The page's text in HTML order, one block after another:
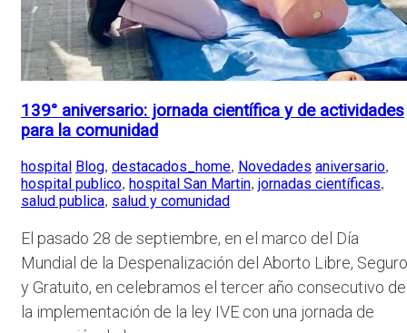
139° aniversario: jornada científica y de actividades
para la comunidad
hospital Blog, destacados_home, Novedades aniversario,
hospital publico, hospital San Martin, jornadas científicas,
salud publica, salud y comunidad
El pasado 28 de septiembre, en el marco del Día
Mundial de la Despenalización del Aborto Libre, Seguro
y Gratuito, en celebramos el tercer año consecutivo de
la implementación de la ley IVE con una jornada de